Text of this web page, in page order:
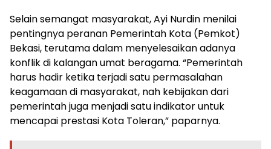
Selain semangat masyarakat, Ayi Nurdin menilai
pentingnya peranan Pemerintah Kota (Pemkot)
Bekasi, terutama dalam menyelesaikan adanya
konflik di kalangan umat beragama. “Pemerintah
harus hadir ketika terjadi satu permasalahan
keagamaan di masyarakat, nah kebijakan dari
pemerintah juga menjadi satu indikator untuk
mencapai prestasi Kota Toleran,” paparnya.